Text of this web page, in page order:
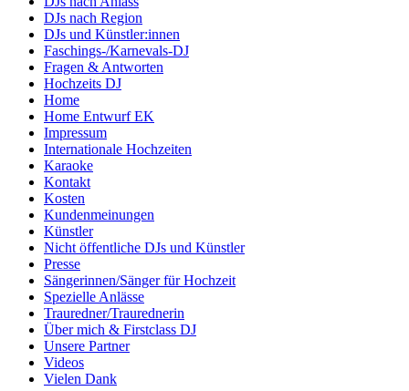
DJs nach Region
DJs und Künstler:innen
Faschings-/Karnevals-DJ
Fragen & Antworten
Hochzeits DJ
Home
Home Entwurf EK
Impressum
Internationale Hochzeiten
Karaoke
Kontakt
Kosten
Kundenmeinungen
Künstler
Nicht öffentliche DJs und Künstler
Presse
Sängerinnen/Sänger für Hochzeit
Spezielle Anlässe
Trauredner/Traurednerin
Über mich & Firstclass DJ
Unsere Partner
Videos
Vielen Dank